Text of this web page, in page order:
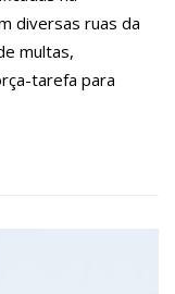
diversas ruas da
multas,
tarefa para